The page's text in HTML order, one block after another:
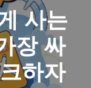
사는
장 싸
하자